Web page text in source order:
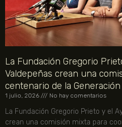
La Fundación Gregorio
Valdepeñas crean una
centenario de la
1 julio, 2026 No hay comentarios
La Fundación Gregorio Prieto y el
crean una comisión mixta para